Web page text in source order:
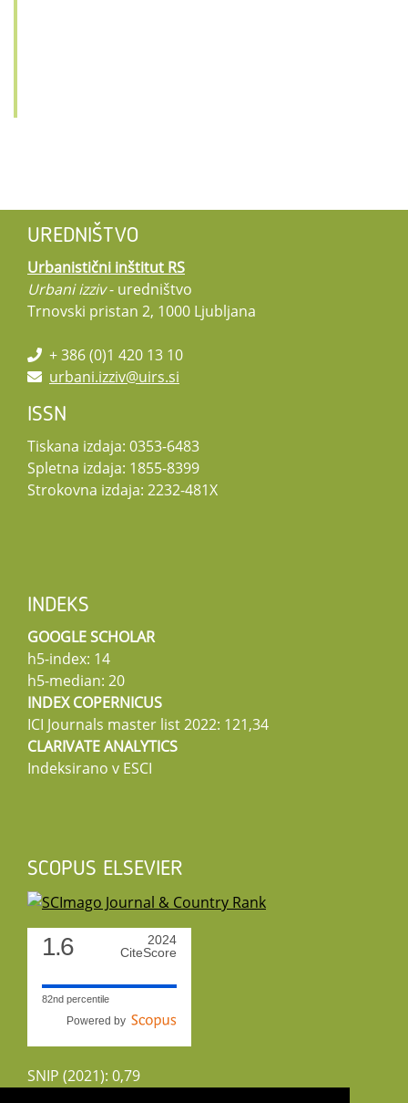
UREDNIŠTVO
Urbanistični inštitut RS
Urbani izziv- uredništvo
Trnovski pristan 2, 1000 Ljubljana
+ 386 (0)1 420 13 10
urbani.izziv@uirs.si
ISSN
Tiskana izdaja: 0353-6483
Spletna izdaja: 1855-8399
Strokovna izdaja: 2232-481X
INDEKS
GOOGLE SCHOLAR
h5-index: 14
h5-median: 20
INDEX COPERNICUS
ICI Journals master list 2022: 121,34
CLARIVATE ANALYTICS
Indeksirano v ESCI
SCOPUS ELSEVIER
1.6
2024
CiteScore
82nd percentile
Powered by
SNIP (2021): 0,79